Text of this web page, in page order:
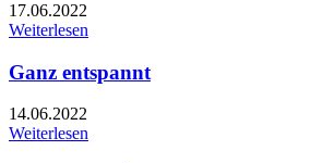
17.06.2022
Weiterlesen
Ganz entspannt
14.06.2022
Weiterlesen